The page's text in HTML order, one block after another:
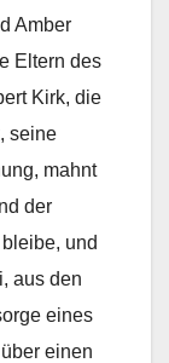
Amber
Eltern des
Kirk, die
seine
mahnt
der
und
aus den
eines
einen